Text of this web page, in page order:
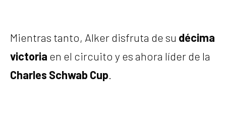
Mientras tanto, Alker disfruta de su décima
victoria en el circuito y es ahora líder de la
Charles Schwab Cup.